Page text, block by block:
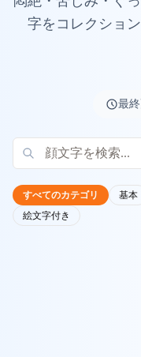
字をコレクショ
最
すべてのカテゴリ 基本
絵文字付き